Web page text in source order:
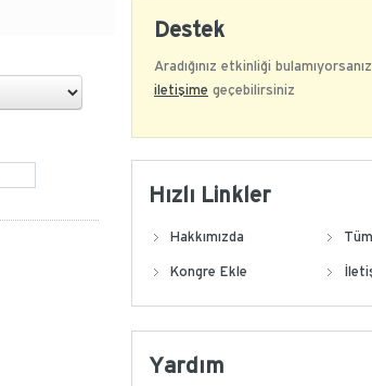
Destek
Aradığınız etkinliği
iletişime geçebilirsiniz
Hızlı Linkler
Hakkımızda
Kongre Ekle
Yardım